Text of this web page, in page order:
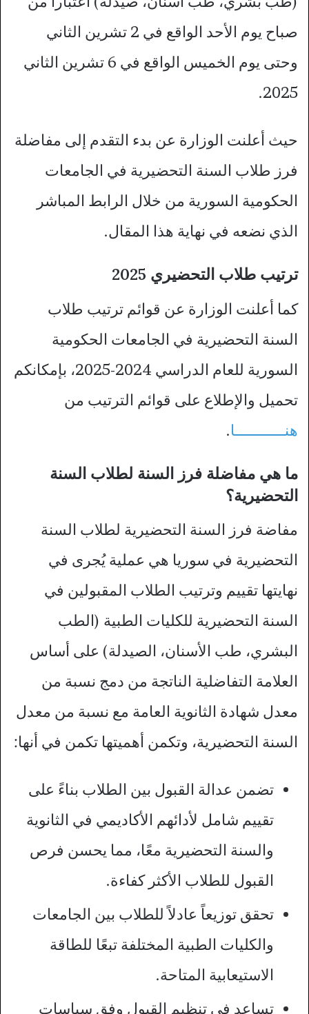
صباح يوم الأحد الواقع في 2 تشرين الثاني
وحتى يوم الخميس الواقع في 6 تشرين الثاني
2025.
حيث أعلنت الوزارة عن بدء التقدم إلى مفاضلة
فرز طلاب السنة التحضيرية في الجامعات
الحكومية السورية من خلال الرابط المباشر
الذي نضعه في نهاية هذا المقال.
ترتيب طلاب التحضيري 2025
كما أعلنت الوزارة عن قوائم ترتيب طلاب
السنة التحضيرية في الجامعات الحكومية
السورية للعام الدراسي 2024-2025، بإمكانكم
تحميل والإطلاع على قوائم الترتيب من
هنــــــــــــا.
ما هي مفاضلة فرز السنة لطلاب السنة
التحضيرية؟
مفاضة فرز السنة التحضيرية لطلاب السنة
التحضيرية في سوريا هي عملية يُجرى في
نهايتها تقييم وترتيب الطلاب المقبولين في
السنة التحضيرية للكليات الطبية (الطب
البشري، طب الأسنان، الصيدلة) على أساس
العلامة التفاضلية الناتجة من دمج نسبة من
معدل شهادة الثانوية العامة مع نسبة من معدل
السنة التحضيرية، وتكمن أهميتها تكمن في أنها:
تضمن عدالة القبول بين الطلاب بناءً على
تقييم شامل لأدائهم الأكاديمي في الثانوية
والسنة التحضيرية معًا، مما يحسن فرص
القبول للطلاب الأكثر كفاءة.
تحقق توزيعاً عادلاً للطلاب بين الجامعات
والكليات الطبية المختلفة تبعًا للطاقة
الاستيعابية المتاحة.
تساعد في تنظيم القبول وفق سياسات